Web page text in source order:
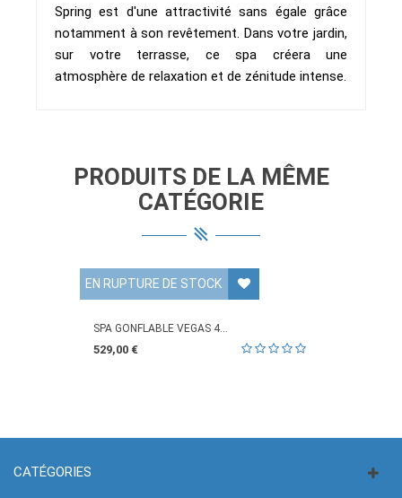
Spring est d'une attractivité sans égale grâce
notamment à son revêtement. Dans votre jardin,
sur votre terrasse, ce spa créera une
atmosphère de relaxation et de zénitude intense.
PRODUITS DE LA MÊME
CATÉGORIE
EN RUPTURE DE STOCK
SPA GONFLABLE VEGAS 4...
529,00 €
CATÉGORIES